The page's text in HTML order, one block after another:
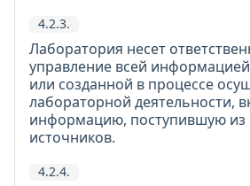
4.2.3.
Лаборатория несет
управление всей
или созданной в процессе
лабораторной деятельности,
информацию, поступившую из
источников.
4.2.4.